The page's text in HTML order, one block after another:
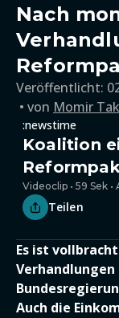
Nach
Veröffentlicht:
von Momir
:newstime
Koalition
Videoclip • 59 Sek •
Teilen
Es ist
Auch die